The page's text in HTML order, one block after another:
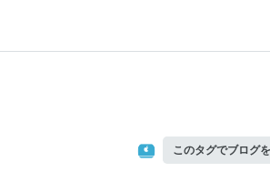
このタグでブログ